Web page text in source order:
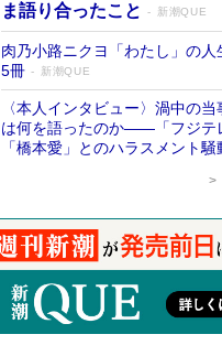
ま語り合ったこと
新潮QUE
肉乃小路ニクヨ「わたし」の
5冊
新潮QUE
〈本人インタビュー〉渦中の当
は何を語ったのか――「フジテ
「橋本愛」とのハラスメント騒